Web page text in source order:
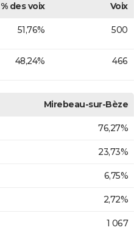
% des voix
Voix
51,76% 500
48,24% 466
Mirebeau-sur-Bèze
76,27%
23,73%
6,75%
2,72%
1 067